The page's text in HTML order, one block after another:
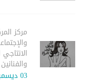
مركز
والفنانين
03 ديسمبر 2012